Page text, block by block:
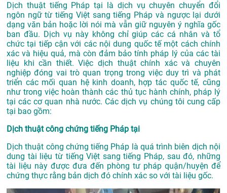
Dịch thuật tiếng Pháp tại là dịch vụ chuyên chuyển đổi
ngôn ngữ từ tiếng Việt sang tiếng Pháp và ngược lại dưới
dạng văn bản hoặc lời nói mà vẫn giữ nguyên ý nghĩa gốc
ban đầu. Dịch vụ này không chỉ giúp các cá nhân và tổ
chức tại tiếp cận với các nội dung quốc tế một cách chính
xác và hiệu quả, mà còn đảm bảo tính pháp lý của các tài
liệu khi cần thiết. Việc dịch thuật chính xác và chuyên
nghiệp đóng vai trò quan trọng trong việc duy trì và phát
triển các mối quan hệ kinh doanh, hợp tác quốc tế, cũng
như trong việc hoàn thành các thủ tục hành chính, pháp lý
tại các cơ quan nhà nước. Các dịch vụ chúng tôi cung cấp
tại bao gồm:
Dịch thuật công chứng tiếng Pháp tại
Dịch thuật công chứng tiếng Pháp là quá trình biên dịch nội
dung tài liệu từ tiếng Việt sang tiếng Pháp, sau đó, những
tài liệu này được đưa đến phòng tư pháp quận/huyện để
chứng thực rằng bản dịch đó chính xác so với tài liệu gốc.